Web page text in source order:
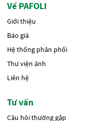
Về PAFOLI
Giới thiệu
Báo giá
Hệ thống phân phối
Thư viện ảnh
Liên hệ
Tư vấn
Câu hỏi thường gặp